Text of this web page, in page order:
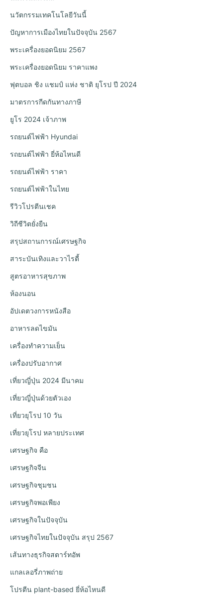
นวัตกรรมเทคโนโลยีวันนี้
ปัญหาการเมืองไทยในปัจจุบัน 2567
พระเครื่องยอดนิยม 2567
พระเครื่องยอดนิยม ราคาแพง
ฟุตบอล ชิง แชมป์ แห่ง ชาติ ยุโรป ปี 2024
มาตรการกีดกันทางภาษี
ยูโร 2024 เจ้าภาพ
รถยนต์ไฟฟ้า Hyundai
รถยนต์ไฟฟ้า ยี่ห้อไหนดี
รถยนต์ไฟฟ้า ราคา
รถยนต์ไฟฟ้าในไทย
รีวิวโปรตีนเชค
วิถีชีวิตยั่งยืน
สรุปสถานการณ์เศรษฐกิจ
สาระบันเทิงและวาไรตี้
สูตรอาหารสุขภาพ
ห้องนอน
อัปเดตวงการหนังสือ
อาหารลดไขมัน
เครื่องทำความเย็น
เครื่องปรับอากาศ
เที่ยวญี่ปุ่น 2024 มีนาคม
เที่ยวญี่ปุ่นด้วยตัวเอง
เที่ยวยุโรป 10 วัน
เที่ยวยุโรป หลายประเทศ
เศรษฐกิจ คือ
เศรษฐกิจจีน
เศรษฐกิจชุมชน
เศรษฐกิจพอเพียง
เศรษฐกิจในปัจจุบัน
เศรษฐกิจไทยในปัจจุบัน สรุป 2567
เส้นทางธุรกิจสตาร์ทอัพ
แกลเลอรี่ภาพถ่าย
โปรตีน plant-based ยี่ห้อไหนดี